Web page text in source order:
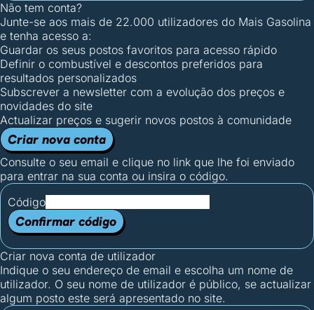
Não tem conta?
Junte-se aos mais de 22.000 utilizadores do Mais Gasolina
e tenha acesso a:
Guardar os seus postos favoritos para acesso rápido
Definir o combustível e descontos preferidos para
resultados personalizados
Subscrever a newsletter com a evolução dos preços e
novidades do site
Actualizar preços e sugerir novos postos à comunidade
Criar nova conta
Consulte o seu email e clique no link que lhe foi enviado
para entrar na sua conta ou insira o código.
Código
Confirmar código
Criar nova conta de utilizador
Indique o seu endereço de email e escolha um nome de
utilizador. O seu nome de utilizador é público, se actualizar
algum posto este será apresentado no site.